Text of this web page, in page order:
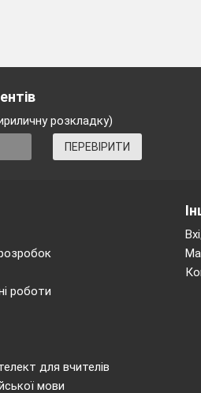
розкладку)
ПЕРЕВІРИТИ
роботи
для вчителів
мови